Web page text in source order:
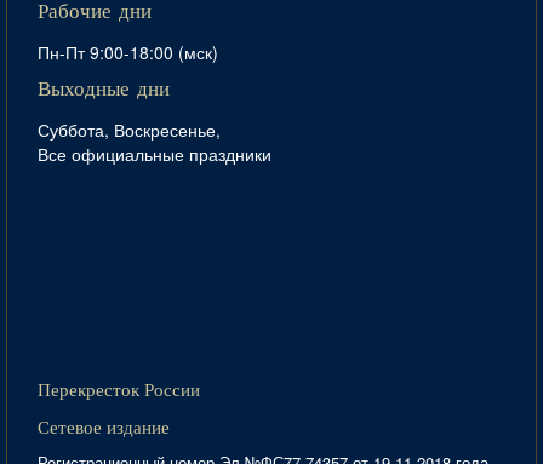
Рабочие дни
Пн-Пт 9:00-18:00 (мск)
Выходные дни
Суббота, Воскресенье,
Все официальные праздники
Перекресток России
Сетевое издание